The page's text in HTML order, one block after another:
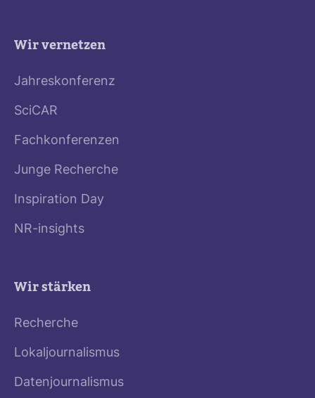
Wir vernetzen
Jahreskonferenz
SciCAR
Fachkonferenzen
Junge Recherche
Inspiration Day
NR-insights
Wir stärken
Recherche
Lokaljournalismus
Datenjournalismus